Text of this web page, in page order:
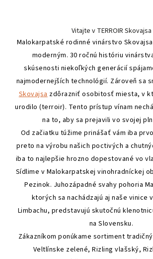
Vitajte v TERROIR Skovajsa
Malokarpatské rodinné vinárstvo
moderným. 30 ročnú históriu
skúsenosti niekoľkých generácií
najmodernejších technológií. Zároveň sa
Skovajsazdôrazniť osobitosť miesta, v
urodilo (terroir). Tento prístup vínam
na to, aby sa prejavili vo svojej
Od začiatku túžime prinášať vám iba
preto na výrobu našich poctivých a
iba to najlepšie hrozno dopestované vo
Sídlime v Malokarpatskej vinohradníckej
Pezinok. Juhozápadné svahy pohoria
ktorých sa nachádzajú aj naše vinice
Limbachu, predstavujú skutočnú
na Slovensku.
Zákazníkom ponúkame sortiment
Veltlínske zelené, Rizling vlašský,